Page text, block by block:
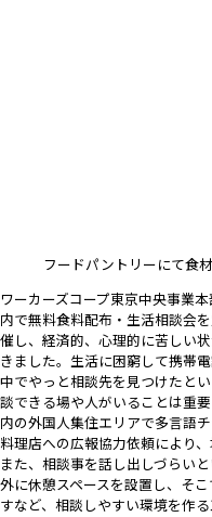
フードパントリーにて食
ワーカーズコープ東京中央事業
内で無料食料配布・生活相談会
催し、経済的、心理的に苦しい
きました。生活に困窮して携帯
中でやっと相談先を見つけたと
談できる場や人がいることは重
内の外国人集住エリアで多言語
料理店への広報協力依頼により
また、相談事を話し出しづらい
外に休憩スペースを設置し、そ
すなど、相談しやすい環境を作る